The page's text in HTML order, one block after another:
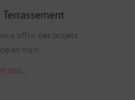
offrir des projets
en main.
plus...